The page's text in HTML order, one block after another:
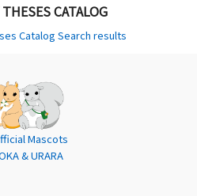
CATALOG
Catalog Search results
Mascots
& URARA